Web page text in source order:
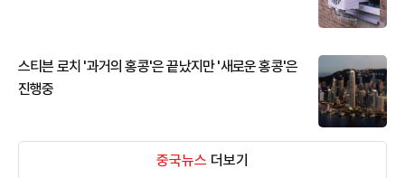
스티븐 로치 '과거의 홍콩'은 끝났지만 '새로운 홍콩'은
진행중
중국뉴스 더보기